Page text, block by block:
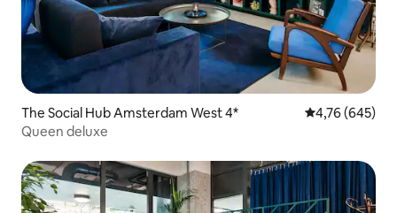
The Social Hub Amsterdam West 4* 4,76 de uma
4,76 (645)
Queen deluxe